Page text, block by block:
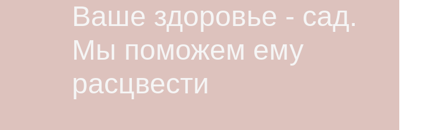
Ваше здоровье - сад.
Мы поможем ему
расцвести